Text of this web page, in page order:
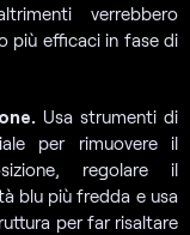
verrebbero
più efficaci in fase di
Usa strumenti di
per rimuovere il
regolare il
blu più fredda e usa
per far risaltare